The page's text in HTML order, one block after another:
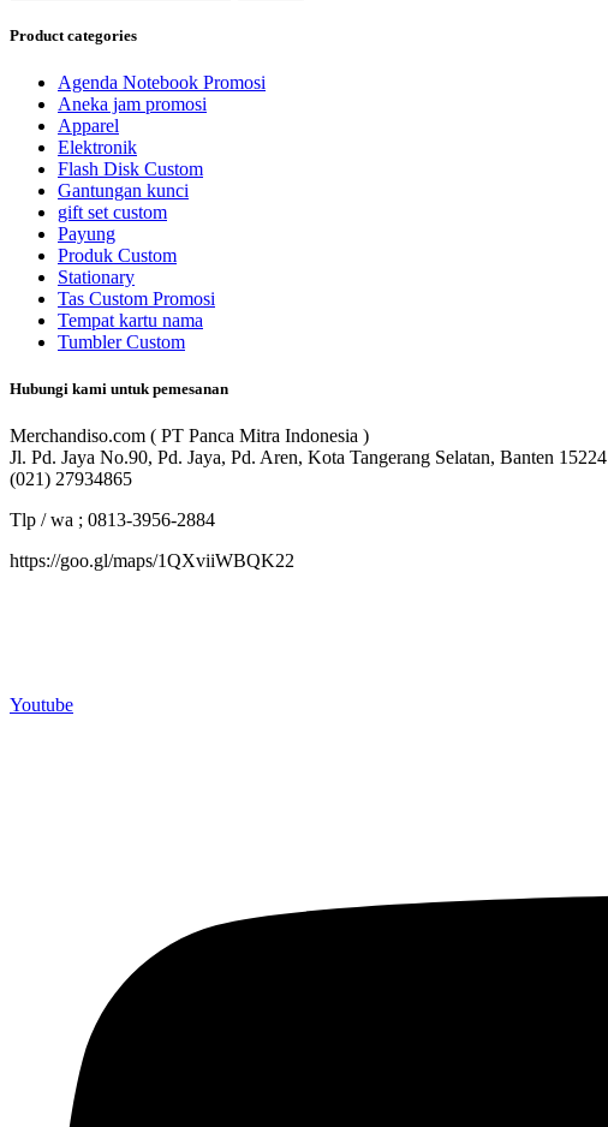
Product categories
Agenda Notebook Promosi
Aneka jam promosi
Apparel
Elektronik
Flash Disk Custom
Gantungan kunci
gift set custom
Payung
Produk Custom
Stationary
Tas Custom Promosi
Tempat kartu nama
Tumbler Custom
Hubungi kami untuk pemesanan
Merchandiso.com ( PT Panca Mitra Indonesia )
Jl. Pd. Jaya No.90, Pd. Jaya, Pd. Aren, Kota Tangerang Selatan, Banten 15224
(021) 27934865
Tlp / wa ; 0813-3956-2884
https://goo.gl/maps/1QXviiWBQK22
Youtube